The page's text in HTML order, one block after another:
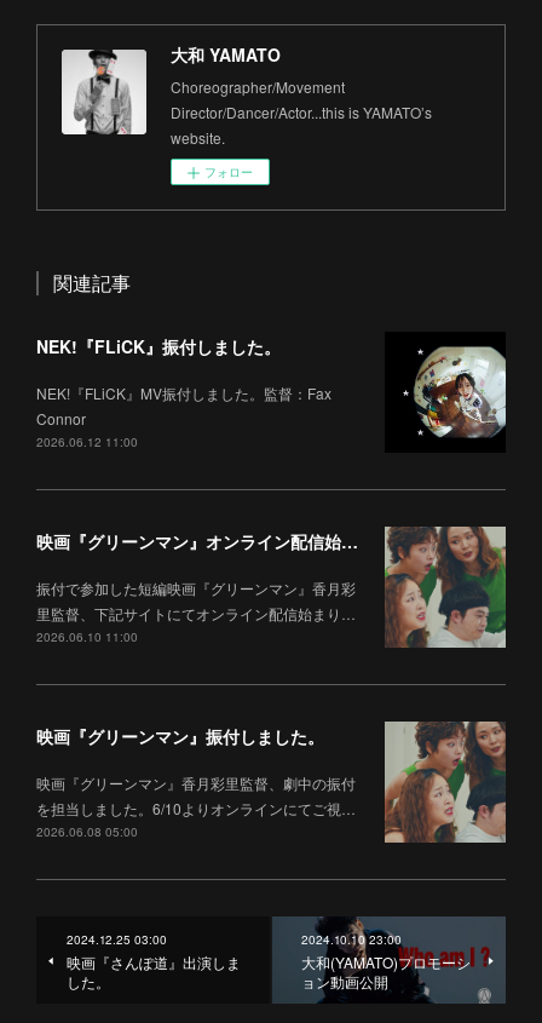
大和 YAMATO
Choreographer/Movement
Director/Dancer/Actor...this is YAMATO’s
website.
フォロー
関連記事
NEK!『FLiCK』振付しました。
NEK!『FLiCK』MV振付しました。監督：Fax
Connor
2026.06.12 11:00
映画『グリーンマン』オンライン配信始まりました。
振付で参加した短編映画『グリーンマン』香月彩
里監督、下記サイトにてオンライン配信始まり…
2026.06.10 11:00
映画『グリーンマン』振付しました。
映画『グリーンマン』香月彩里監督、劇中の振付
を担当しました。6/10よりオンラインにてご視…
2026.06.08 05:00
2024.12.25 03:00
映画『さんぽ道』出演しま
した。
2024.10.10 23:00
大和(YAMATO)プロモーシ
ョン動画公開